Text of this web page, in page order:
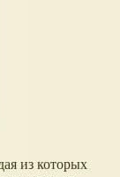
из которых